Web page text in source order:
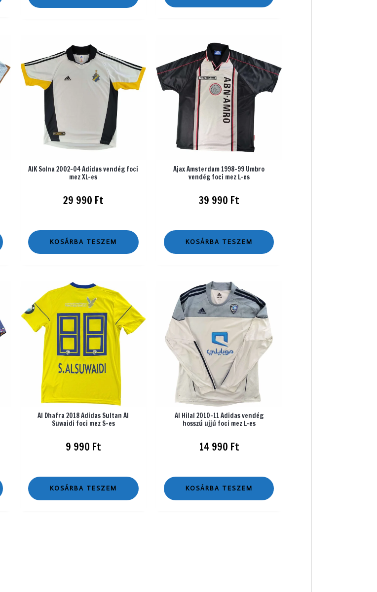
AIK Solna 2002-04 Adidas vendég foci
mez XL-es
29 990 Ft
KOSÁRBA TESZEM
Ajax Amsterdam 1998-99 Umbro
vendég foci mez L-es
39 990 Ft
KOSÁRBA TESZEM
Al Dhafra 2018 Adidas Sultan Al
Suwaidi foci mez S-es
9 990 Ft
KOSÁRBA TESZEM
Al Hilal 2010-11 Adidas vendég
hosszú ujjú foci mez L-es
14 990 Ft
KOSÁRBA TESZEM